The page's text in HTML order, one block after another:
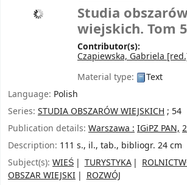
Studia
wiejskich. Tom
Contributor(s):
Czapiewska, Gabriela
Material type:
Text
Language: Polish
Series: STUDIA OBSZARÓW WIEJSKICH ; 54
Publication details: Warszawa : IGiPZ PAN,
Description: 111 s., il., tab., bibliogr. 24 cm
Subject(s): WIEŚ TURYSTYKA
OBSZAR WIEJSKI
ROZWÓJ